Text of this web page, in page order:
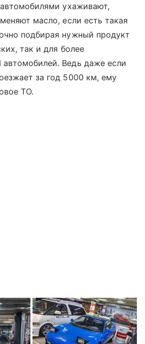
ухаживают,
масло, если есть такая
подбирая нужный продукт
так и для более
Ведь даже если
за год 5000 км, ему
ТО.